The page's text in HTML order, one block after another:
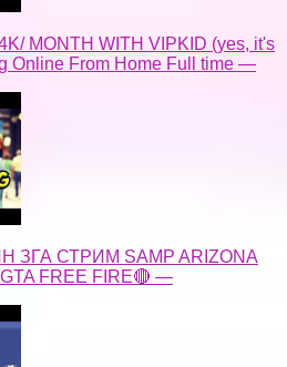
MONTH WITH VIPKID (yes, it's
Online From Home Full time —
СТРИМ SAMP ARIZONA
FREE FIRE🔴 —